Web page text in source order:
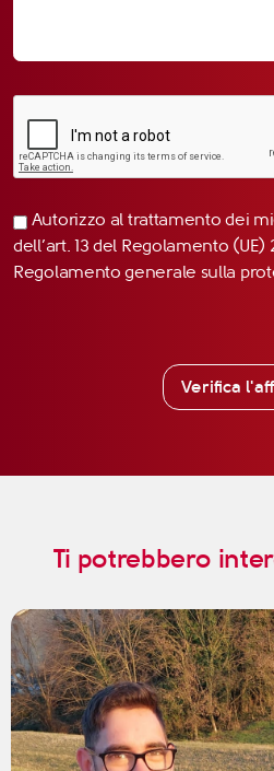
Autorizzo al trattamento dei
dell’art. 13 del Regolamento (UE)
Regolamento generale sulla
Verifica
Ti potrebbero